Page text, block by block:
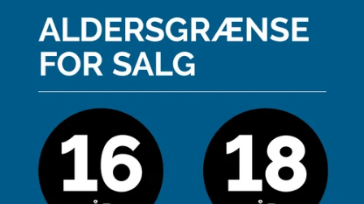
ordre
Cookie-præferencer
Kontrolrapport
DAHLS NYHEDSBREV
Få et ugentlig tilbud og invitationer til
arrangementer.
Din e-mail